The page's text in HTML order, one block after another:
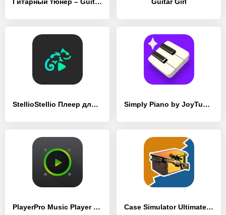
StellioStellio Плеер для музыки и мп3 Simply Piano by JoyTunes
PlayerPro Music Player Pro Case Simulator Ultimate CS 2